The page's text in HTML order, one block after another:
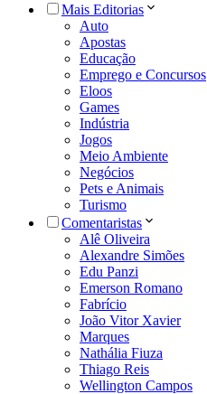
Mais Editorias
Auto
Apostas
Educação
Emprego e Concursos
Eloos
Games
Indústria
Jogos
Meio Ambiente
Negócios
Pets e Animais
Turismo
Comentaristas
Alê Oliveira
Alexandre Simões
Edu Panzi
Emerson Romano
Fabrício
João Vitor Xavier
Marques
Nathália Fiuza
Thiago Reis
Wellington Campos